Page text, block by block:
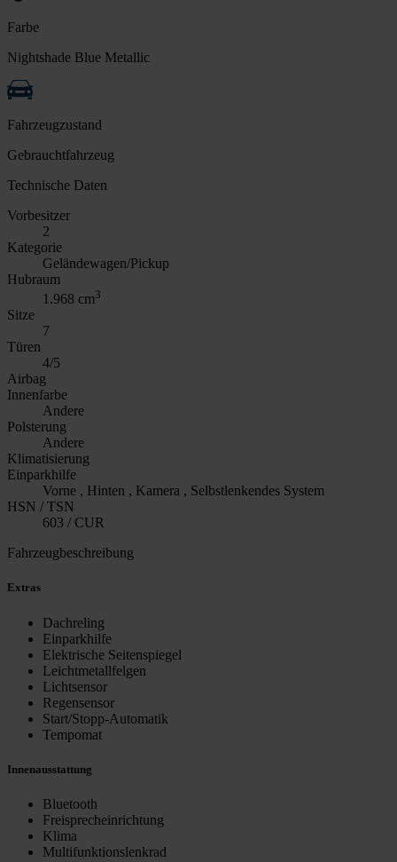
Farbe
Nightshade Blue Metallic
Fahrzeugzustand
Gebrauchtfahrzeug
Technische Daten
Vorbesitzer
2
Kategorie
Geländewagen/Pickup
Hubraum
1.968 cm3
Sitze
7
Türen
4/5
Airbag
Innenfarbe
Andere
Polsterung
Andere
Klimatisierung
Einparkhilfe
Vorne , Hinten , Kamera , Selbstlenkendes System
HSN / TSN
603 / CUR
Fahrzeugbeschreibung
Extras
Dachreling
Einparkhilfe
Elektrische Seitenspiegel
Leichtmetallfelgen
Lichtsensor
Regensensor
Start/Stopp-Automatik
Tempomat
Innenausstattung
Bluetooth
Freisprecheinrichtung
Klima
Multifunktionslenkrad